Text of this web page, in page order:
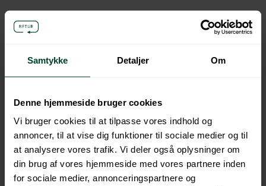
Samtykke Detaljer Om
Denne hjemmeside bruger cookies
Vi bruger cookies til at tilpasse vores indhold og
annoncer, til at vise dig funktioner til sociale medier og til
at analysere vores trafik. Vi deler også oplysninger om
din brug af vores hjemmeside med vores partnere inden
for sociale medier, annonceringspartnere og
Hent virksomhedsoplysninger
Virksomhedsnavn eller CVR-nummer Hent info
Har du et udenlandsk CVR-nummer? Klik her og udfyld
manuelt